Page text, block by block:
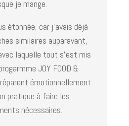
je mange.
étonnée, car j’avais déjà
similaires auparavant,
laquelle tout s’est mis
JOY FOOD &
émotionnellement
pratique à faire les
nécessaires.